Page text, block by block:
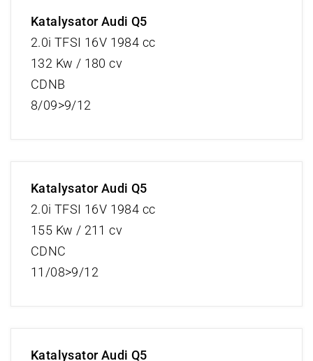
Katalysator Audi Q5
2.0i TFSI 16V 1984 cc
132 Kw / 180 cv
CDNB
8/09>9/12
Katalysator Audi Q5
2.0i TFSI 16V 1984 cc
155 Kw / 211 cv
CDNC
11/08>9/12
Katalysator Audi Q5